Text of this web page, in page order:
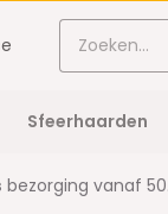
Sfeerhaarden
bezorging vanaf